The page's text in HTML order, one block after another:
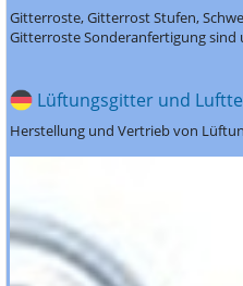
Gitterroste, Gitterrost Stufen,
Gitterroste Sonderanfertigung sind
Lüftungsgitter und
Herstellung und Vertrieb von